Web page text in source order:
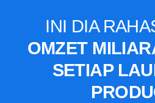
INI DIA
OMZET
SETIAP